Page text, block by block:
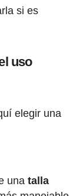
si es
uso
elegir una
una talla